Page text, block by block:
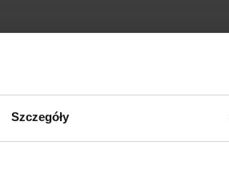
Szczegóły
POWIĘKSZ TABELĘ